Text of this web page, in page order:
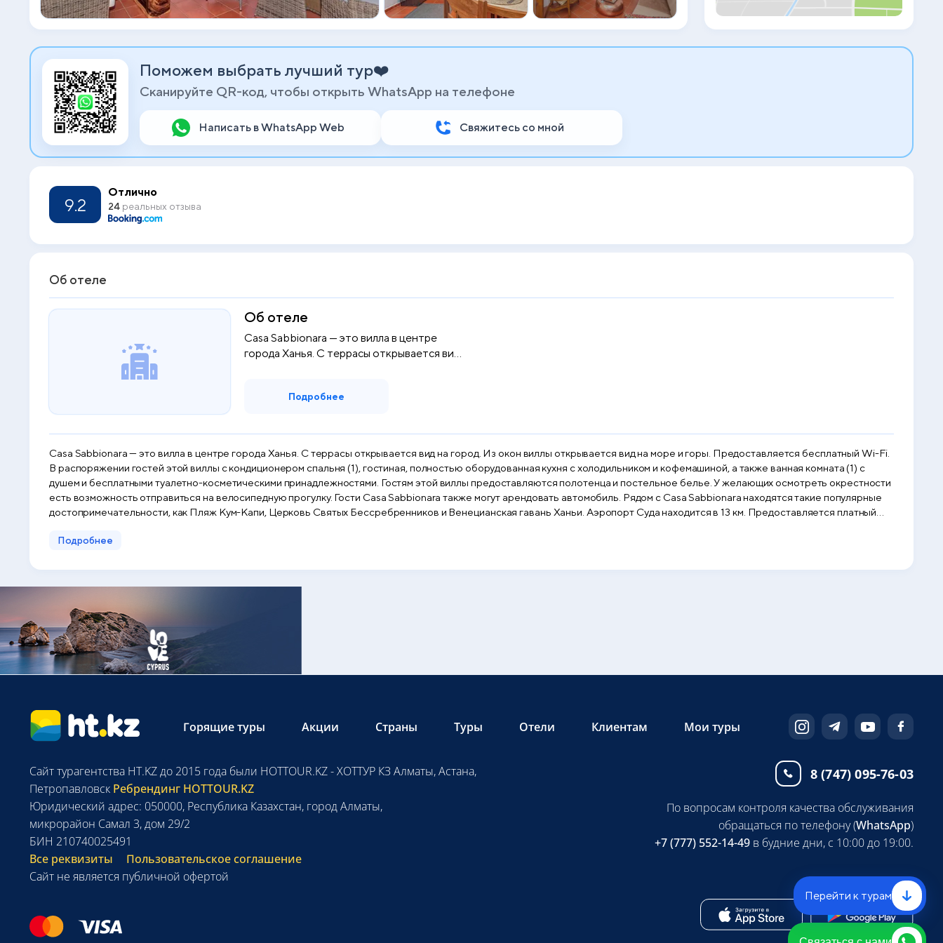
находятся такие популярные
достопримечательности, как Пляж Кум-
Капи, Церковь Святых Бессребренников
Поможем выбрать лучший тур❤️
Сканируйте QR-код, чтобы открыть WhatsApp на телефоне
Написать в WhatsApp Web Свяжитесь со мной
9.2
Отлично
24 реальных отзыва
Об отеле
Об отеле
Casa Sabbionara — это вилла в центре
города Ханья. С террасы открывается ви...
Подробнее
Casa Sabbionara — это вилла в центре города Ханья. С террасы открывается вид на город. Из окон виллы открывается вид на море и горы. Предоставляется бесплатный Wi-Fi.
В распоряжении гостей этой виллы с кондиционером спальня (1), гостиная, полностью оборудованная кухня с холодильником и кофемашиной, а также ванная комната (1) с
душем и бесплатными туалетно-косметическими принадлежностями. Гостям этой виллы предоставляются полотенца и постельное белье. У желающих осмотреть окрестности
есть возможность отправиться на велосипедную прогулку. Гости Casa Sabbionara также могут арендовать автомобиль. Рядом с Casa Sabbionara находятся такие популярные
достопримечательности, как Пляж Кум-Капи, Церковь Святых Бессребренников и Венецианская гавань Ханьи. Аэропорт Суда находится в 13 км. Предоставляется платный
Подробнее
Перейти к турам
Горящие туры Акции Страны Туры Отели Клиентам Мои туры
8 (747) 095-76-03
Сайт турагентства HT.KZ до 2015 года были HOTTOUR.KZ - ХОТТУР КЗ Алматы, Астана,
Петропавловск Ребрендинг HOTTOUR.KZ
Юридический адрес: 050000, Республика Казахстан, город Алматы,
микрорайон Самал 3, дом 29/2
БИН 210740025491
Все реквизиты
Пользовательское соглашение
Сайт не является публичной офертой
По вопросам контроля качества обслуживания
обращаться по телефону (WhatsApp)
+7 (777) 552-14-49 в будние дни, с 10:00 до 19:00.